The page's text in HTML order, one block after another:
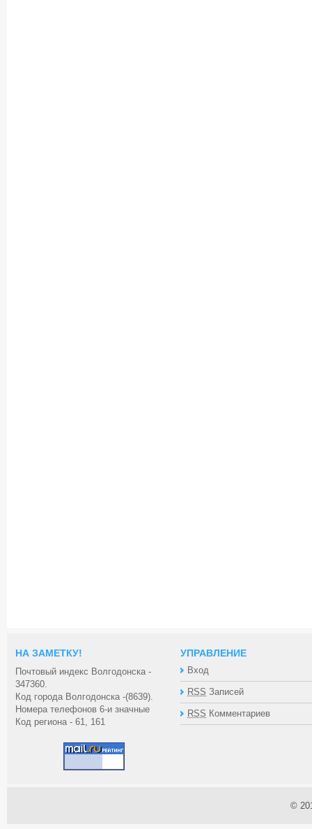
НА ЗАМЕТКУ!
Почтовый индекс Волгодонска -
347360.
Код города Волгодонска -(8639).
Номера телефонов 6-и значные
Код региона - 61, 161
УПРАВЛЕНИЕ
Вход
RSS Записей
RSS Комментариев
©